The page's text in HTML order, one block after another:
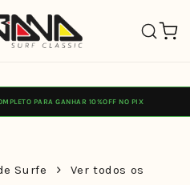
PARA GANHAR 10%OFF NO PIX
Surfe
Ver todos os